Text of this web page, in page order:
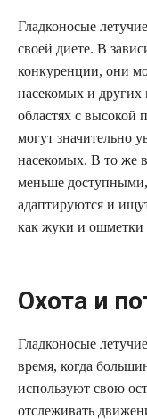
Гладконосые
своей диете. В
конкуренции, они
насекомых и
областях с высокой
могут значительно
насекомых. В то же
меньше
адаптируются и
как жуки и ошметки
Охота и
Гладконосые
время, когда
используют свою
отслеживать